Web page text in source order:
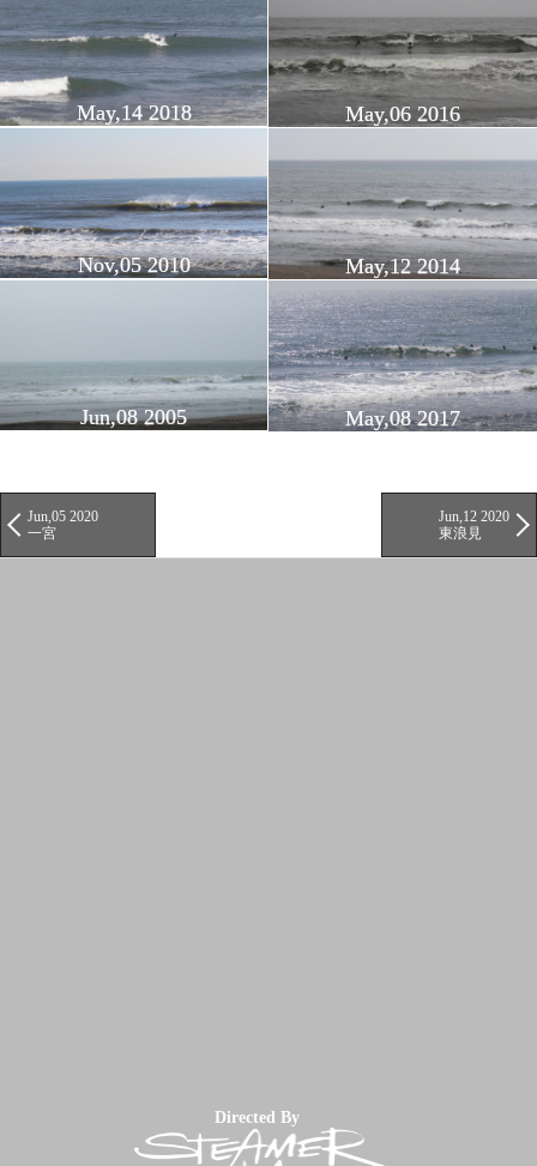
May,14 2018 May,06 2016
Nov,05 2010 May,12 2014
Jun,08 2005 May,08 2017
Jun,05 2020
一宮
Jun,12 2020
東浪見
Directed By